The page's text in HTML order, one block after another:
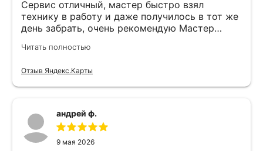
Сервис отличный, мастер быстро взял
технику в работу и даже получилось в тот же
день забрать, очень рекомендую Мастер
Читать полностью
Отзыв Яндекс.Карты
андрей ф.
9 мая 2026